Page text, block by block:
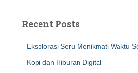
Recent Posts
Eksplorasi Seru Menikmati Waktu
Kopi dan Hiburan Digital